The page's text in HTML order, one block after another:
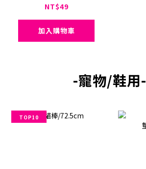
NT$49
加入購物車
-寵物/鞋用-
TOP10